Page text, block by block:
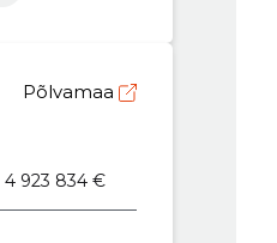
Põlvamaa
4 923 834 €